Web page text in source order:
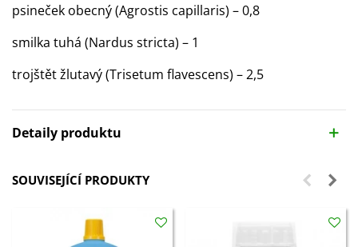
psineček obecný (Agrostis capillaris) – 0,8
smilka tuhá (Nardus stricta) – 1
trojštět žlutavý (Trisetum flavescens) – 2,5
Detaily produktu
SOUVISEJÍCÍ PRODUKTY